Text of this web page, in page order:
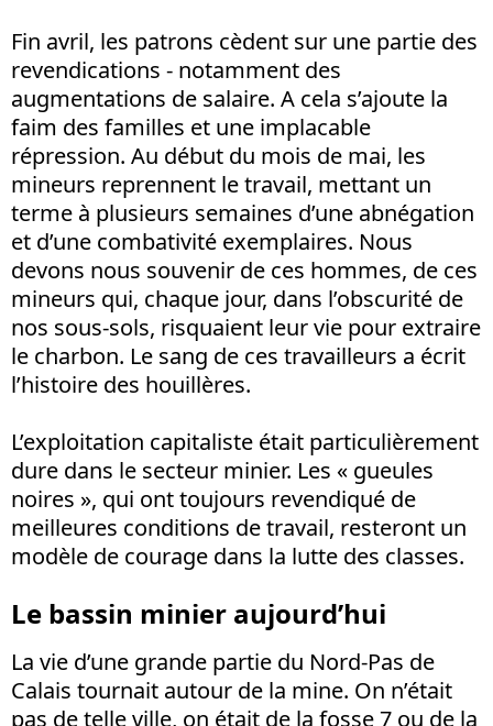
Fin avril, les patrons cèdent sur une partie des
revendications - notamment des
augmentations de salaire. A cela s’ajoute la
faim des familles et une implacable
répression. Au début du mois de mai, les
mineurs reprennent le travail, mettant un
terme à plusieurs semaines d’une abnégation
et d’une combativité exemplaires. Nous
devons nous souvenir de ces hommes, de ces
mineurs qui, chaque jour, dans l’obscurité de
nos sous-sols, risquaient leur vie pour extraire
le charbon. Le sang de ces travailleurs a écrit
l’histoire des houillères.
L’exploitation capitaliste était particulièrement
dure dans le secteur minier. Les « gueules
noires », qui ont toujours revendiqué de
meilleures conditions de travail, resteront un
modèle de courage dans la lutte des classes.
Le bassin minier aujourd’hui
La vie d’une grande partie du Nord-Pas de
Calais tournait autour de la mine. On n’était
pas de telle ville, on était de la fosse 7 ou de la